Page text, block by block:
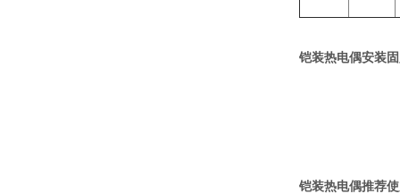
铠装热电偶安装
铠装热电偶推荐